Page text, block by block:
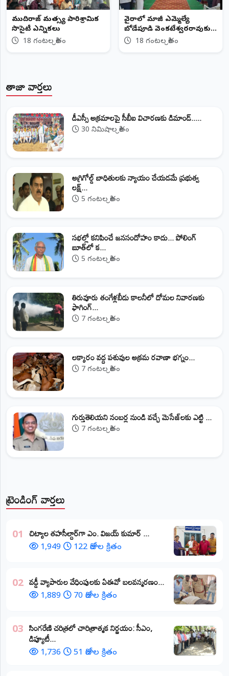
ట్రెండింగ్ వార్తలు
01 ​చిట్యాల తహసీల్దార్‌గా ఎం. విజయ్ కుమార్ ...
1,949 122 రోజుల క్రితం
02 వడ్డీ వ్యాపారుల వేధింపులకు ఏఈవో బలవన్మరణం...
1,889 70 రోజుల క్రితం
03 ​సింగరేణి చరిత్రలో చారిత్రాత్మక నిర్ణయం: సీఎం,
డిప్యూటీ...
1,736 51 రోజుల క్రితం
ముదిరాజ్ మత్స్య పారిశ్రామిక
సొసైటీ ఎన్నికలు
18 గంటల క్రితం
వైరాలో మాజీ ఎమ్మెల్యే
బోడేపూడి వెంకటేశ్వరరావుకు
ఘన నివాళులు
18 గంటల క్రితం
తాజా వార్తలు
డీఎస్సీ అక్రమాలపై సీబీఐ విచారణకు డిమాండ్.....
30 నిమిషాల క్రితం
అగ్రిగోల్డ్ బాధితులకు న్యాయం చేయడమే ప్రభుత్వ
లక్ష్...
5 గంటల క్రితం
సభల్లో కనిపించే జనసందోహం కాదు... పోలింగ్
బూత్‌లో క...
5 గంటల క్రితం
తిరువూరు తంగేళ్లబీడు కాలనీలో దోమల నివారణకు
ఫాగింగ్...
7 గంటల క్రితం
లక్కారం వద్ద పశువుల అక్రమ రవాణా భగ్నం...
7 గంటల క్రితం
గుర్తుతెలియని నంబర్ల నుండి వచ్చే మెసేజ్‌లకు ఎట్టి ...
7 గంటల క్రితం